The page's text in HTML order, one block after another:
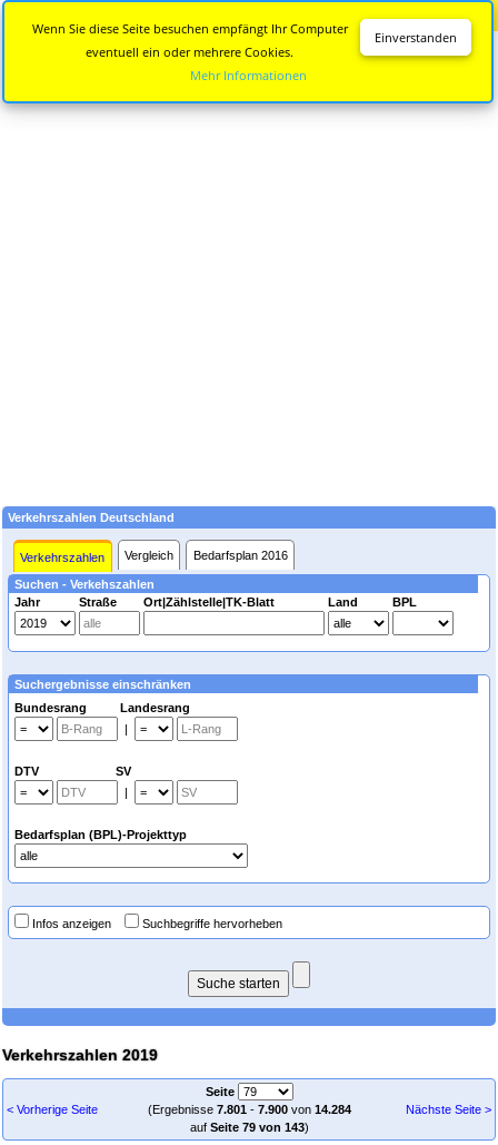
Verkehrszahlen Deutschland
Verkehrszahlen Vergleich Bedarfsplan 2016
Suchen - Verkehszahlen
Jahr
Straße Ort|Zählstelle|TK-Blatt Land BPL
Suchergebnisse einschränken
Bundesrang Landesrang
|
DTV SV
|
Bedarfsplan (BPL)-Projekttyp
Infos anzeigen Suchbegriffe hervorheben
Verkehrszahlen 2019
< Vorherige Seite
Seite
(Ergebnisse 7.801- 7.900von 14.284
auf Seite 79 von 143)
Nächste Seite >
Einverstanden
Wenn Sie diese Seite besuchen empfängt Ihr Computer
eventuell ein oder mehrere Cookies.
Mehr Informationen